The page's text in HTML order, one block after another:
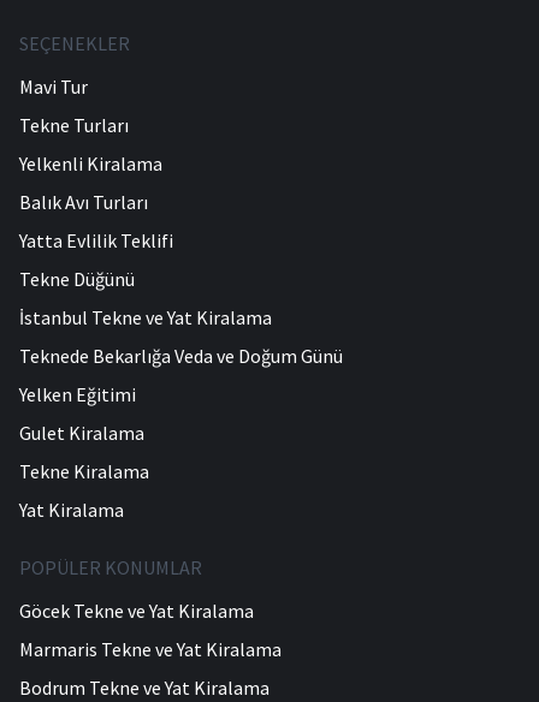
SEÇENEKLER
Mavi Tur
Tekne Turları
Yelkenli Kiralama
Balık Avı Turları
Yatta Evlilik Teklifi
Tekne Düğünü
İstanbul Tekne ve Yat Kiralama
Teknede Bekarlığa Veda ve Doğum Günü
Yelken Eğitimi
Gulet Kiralama
Tekne Kiralama
Yat Kiralama
POPÜLER KONUMLAR
Göcek Tekne ve Yat Kiralama
Marmaris Tekne ve Yat Kiralama
Bodrum Tekne ve Yat Kiralama